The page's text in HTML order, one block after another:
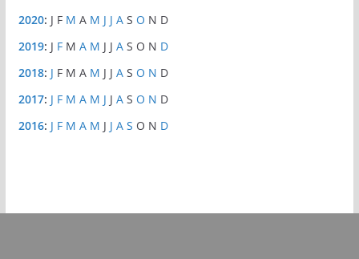
2020: J F M A M J J A S O N D
2019: J F M A M J J A S O N D
2018: J F M A M J J A S O N D
2017: J F M A M J J A S O N D
2016: J F M A M J J A S O N D